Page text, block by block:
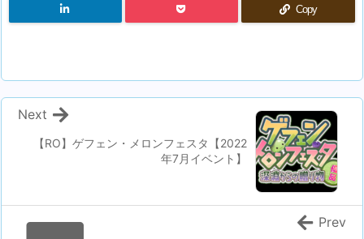
Copy
【RO】ゲフェン・メロンフェスタ【2022
年7月イベント】
Next
Prev